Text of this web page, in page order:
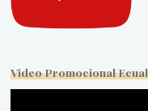
Video Promocional